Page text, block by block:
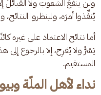
يُنفِّذوا أمرَه، ولينظروا النتائج،
أما نتائج الاعتماد على غيره
يَسُرُّ ولا يُفرِح، إلا بالرجوع
المستقيم.
نداء لأهل الملّة